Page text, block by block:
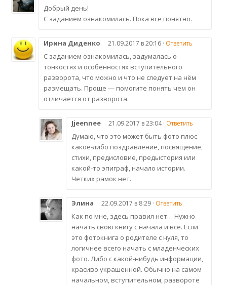
Добрый день!
С заданием ознакомилась. Пока все понятно.
Ирина Диденко 21.09.2017 в 20:16 · Ответить
С заданием ознакомилась, задумалась о
тонкостях и особенностях вступительного
разворота, что можно и что не следует на нём
размещать. Проще — помогите понять чем он
отличается от разворота.
Jjeennee 21.09.2017 в 23:04 · Ответить
Думаю, что это может быть фото плюс
какое-либо поздравление, посвящение,
стихи, предисловие, предыстория или
какой-то эпиграф, начало истории.
Четких рамок нет.
Элина 22.09.2017 в 8:29 · Ответить
Как по мне, здесь правил нет… Нужно
начать свою книгу с начала и все. Если
это фотокнига о родителе с нуля, то
логичнее всего начать с младенческих
фото. Либо с какой-нибудь информации,
красиво украшенной. Обычно на самом
начальном, вступительном, развороте